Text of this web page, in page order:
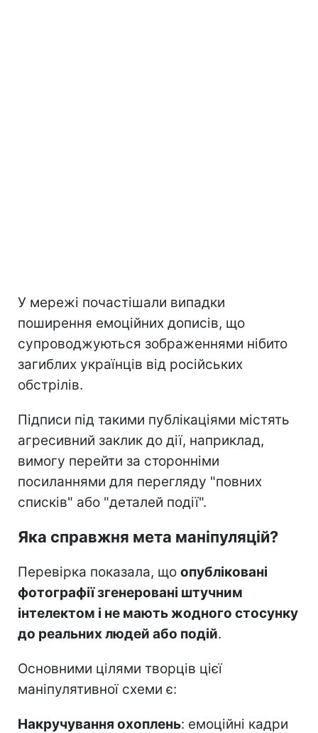
У мережі почастішали випадки
поширення емоційних дописів, що
супроводжуються зображеннями нібито
загиблих українців від російських
обстрілів.
Підписи під такими публікаціями містять
агресивний заклик до дії, наприклад,
вимогу перейти за сторонніми
посиланнями для перегляду "повних
списків" або "деталей події".
Яка справжня мета маніпуляцій?
Перевірка показала, що опубліковані
фотографії згенеровані штучним
інтелектом і не мають жодного стосунку
до реальних людей або подій.
Основними цілями творців цієї
маніпулятивної схеми є:
Накручування охоплень: емоційні кадри